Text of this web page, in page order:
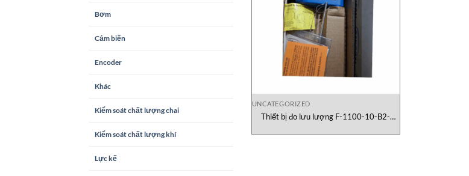
Bơm
Cảm biến
Encoder
Khác
Kiểm soát chất lượng chai
Kiểm soát chất lượng khí
Lực kế
UNCATEGORIZED
Thiết bị đo lưu lượng F-1100-10-B2-